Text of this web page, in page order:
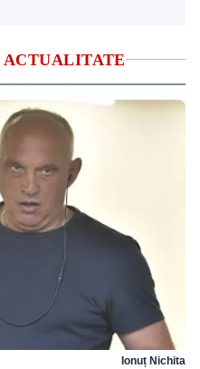
ACTUALITATE
Ionuț Nichita